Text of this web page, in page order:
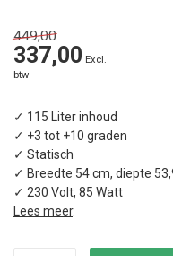
449,00
337,00 Excl.
btw
✓ 115 Liter inhoud
✓ +3 tot +10 graden
✓ Statisch
✓ Breedte 54 cm, diepte
✓ 230 Volt, 85 Watt
Lees meer.